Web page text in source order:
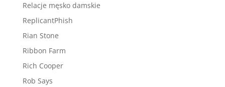
Relacje męsko damskie
ReplicantPhish
Rian Stone
Ribbon Farm
Rich Cooper
Rob Says